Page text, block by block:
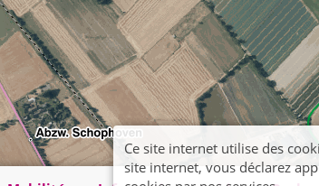
Ce site internet utilise des
site internet, vous déclarez